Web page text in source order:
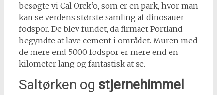
besøgte vi Cal Orck’o, som er en park, hvor man
kan se verdens største samling af dinosauer
fodspor. De blev fundet, da firmaet Portland
begyndte at lave cement i området. Muren med
de mere end 5000 fodspor er mere end en
kilometer lang og fantastisk at se.
Saltørken og stjernehimmel